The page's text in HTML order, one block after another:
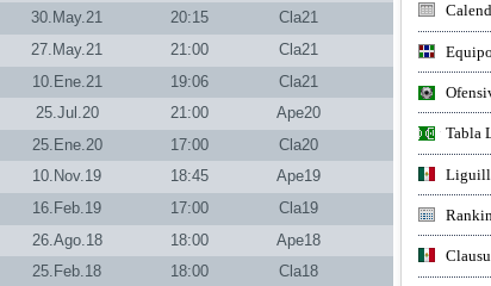
30.May.21 20:15
Cla21
27.May.21 21:00
Cla21
10.Ene.21 19:06
Cla21
25.Jul.20 21:00
Ape20
25.Ene.20 17:00
Cla20
10.Nov.19 18:45
Ape19
16.Feb.19 17:00
Cla19
26.Ago.18 18:00
Ape18
25.Feb.18 18:00
Cla18
Tabla